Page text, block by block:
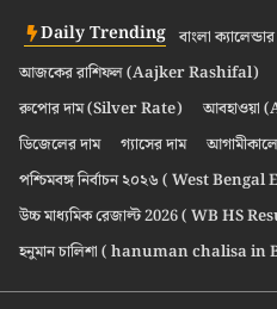
Daily Trending বাংলা
আজকের রাশিফল (Aajker Rashifal)
রুপোর দাম (Silver Rate)
আবহাওয়া
ডিজেলের দাম
গ্যাসের দাম
পশ্চিমবঙ্গ নির্বাচন ২০২৬ ( West
উচ্চ মাধ্যমিক রেজাল্ট 2026 ( WB HS
হনুমান চালিশা ( hanuman chalisa in